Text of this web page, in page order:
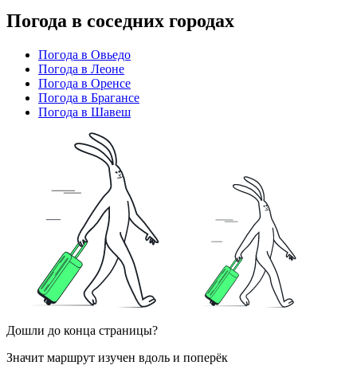
Погода в соседних городах
Погода в Овьедо
Погода в Леоне
Погода в Оренсе
Погода в Брагансе
Погода в Шавеш
Дошли до конца страницы?
Значит маршрут изучен вдоль и поперёк